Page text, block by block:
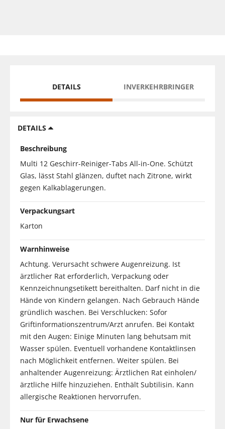
DETAILS INVERKEHRBRINGER
DETAILS
Beschreibung
Multi 12 Geschirr-Reiniger-Tabs All-in-One. Schützt
Glas, lässt Stahl glänzen, duftet nach Zitrone, wirkt
gegen Kalkablagerungen.
Verpackungsart
Karton
Warnhinweise
Achtung. Verursacht schwere Augenreizung. Ist
ärztlicher Rat erforderlich, Verpackung oder
Kennzeichnungsetikett bereithalten. Darf nicht in die
Hände von Kindern gelangen. Nach Gebrauch Hände
gründlich waschen. Bei Verschlucken: Sofor
Griftinformationszentrum/Arzt anrufen. Bei Kontakt
mit den Augen: Einige Minuten lang behutsam mit
Wasser spülen. Eventuell vorhandene Kontaktlinsen
nach Möglichkeit entfernen. Weiter spülen. Bei
anhaltender Augenreizung: Ärztlichen Rat einholen/
ärztliche Hilfe hinzuziehen. Enthält Subtilisin. Kann
allergische Reaktionen hervorrufen.
Nur für Erwachsene